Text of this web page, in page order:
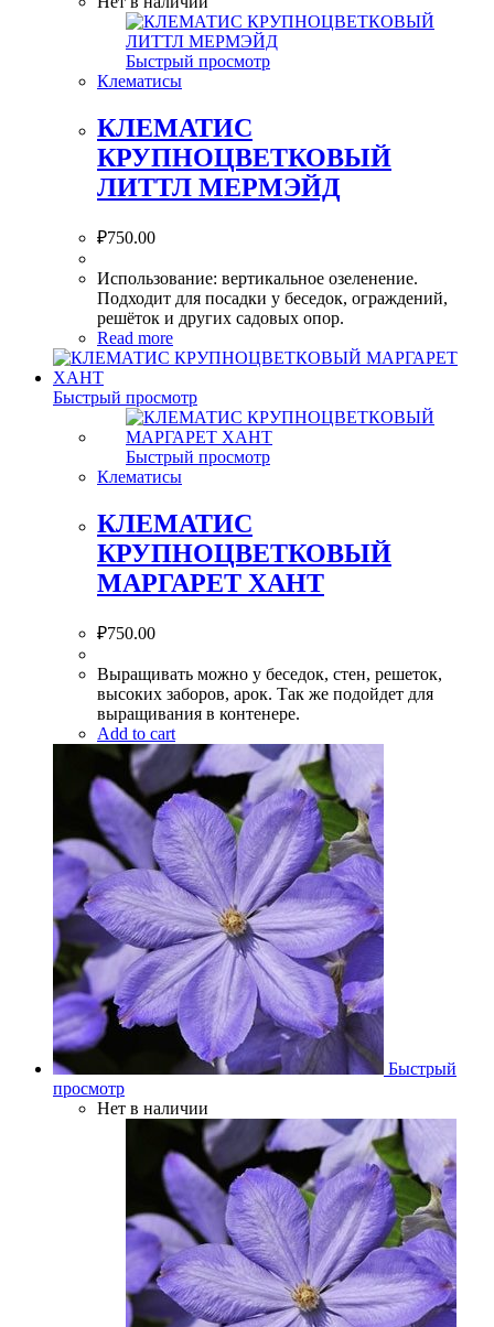
Быстрый просмотр
Клематисы
КЛЕМАТИС
КРУПНОЦВЕТКОВЫЙ
ЛИТТЛ МЕРМЭЙД
₽750.00
Использование: вертикальное озеленение.
Подходит для посадки у беседок, ограждений,
решёток и других садовых опор.
Read more
Быстрый просмотр
Быстрый просмотр
Клематисы
КЛЕМАТИС
КРУПНОЦВЕТКОВЫЙ
МАРГАРЕТ ХАНТ
₽750.00
Выращивать можно у беседок, стен, решеток,
высоких заборов, арок. Так же подойдет для
выращивания в контенере.
Add to cart
Быстрый
просмотр
Нет в наличии